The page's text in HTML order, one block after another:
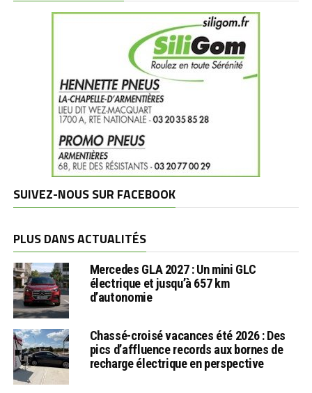
SUIVEZ-NOUS SUR FACEBOOK
PLUS DANS ACTUALITÉS
Mercedes GLA 2027 : Un mini GLC
électrique et jusqu’à 657 km
d’autonomie
Chassé-croisé vacances été 2026 : Des
pics d’affluence records aux bornes de
recharge électrique en perspective